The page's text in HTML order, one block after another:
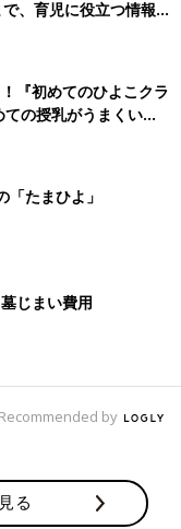
ニーカーでコーディ
で、デニムの淡いカ
雰囲気がおしゃれで
が可愛い！
、育児に役立つ情報が
『初めてのひよこクラ
の授乳がうまくい
夏のトラブル 解決テ
たまひよ」
じまい費用
Recommended by
る